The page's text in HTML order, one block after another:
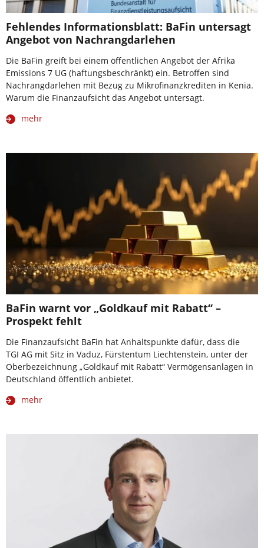
Fehlendes Informationsblatt: BaFin untersagt
Angebot von Nachrangdarlehen
Die BaFin greift bei einem öffentlichen Angebot der Afrika
Emissions 7 UG (haftungsbeschränkt) ein. Betroffen sind
Nachrangdarlehen mit Bezug zu Mikrofinanzkrediten in Kenia.
Warum die Finanzaufsicht das Angebot untersagt.
mehr
BaFin warnt vor „Goldkauf mit Rabatt“ –
Prospekt fehlt
Die Finanzaufsicht BaFin hat Anhaltspunkte dafür, dass die
TGI AG mit Sitz in Vaduz, Fürstentum Liechtenstein, unter der
Oberbezeichnung „Goldkauf mit Rabatt“ Vermögensanlagen in
Deutschland öffentlich anbietet.
mehr